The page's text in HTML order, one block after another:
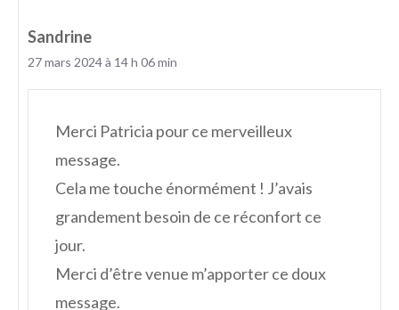
Sandrine
27 mars 2024 à 14 h 06 min
Merci Patricia pour ce merveilleux
message.
Cela me touche énormément ! J’avais
grandement besoin de ce réconfort ce
jour.
Merci d’être venue m’apporter ce doux
message.